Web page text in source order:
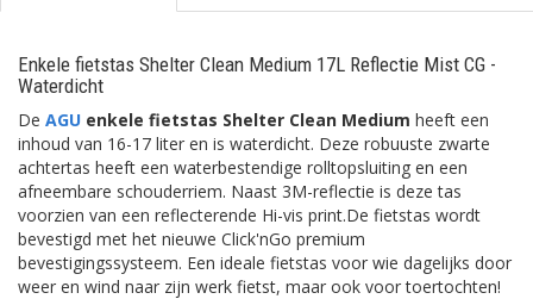
Enkele fietstas Shelter Clean Medium 17L Reflectie Mist CG -
Waterdicht
De AGU enkele fietstas Shelter Clean Medium heeft een
inhoud van 16-17 liter en is waterdicht. Deze robuuste zwarte
achtertas heeft een waterbestendige rolltopsluiting en een
afneembare schouderriem. Naast 3M-reflectie is deze tas
voorzien van een reflecterende Hi-vis print.De fietstas wordt
bevestigd met het nieuwe Click'nGo premium
bevestigingssysteem. Een ideale fietstas voor wie dagelijks door
weer en wind naar zijn werk fietst, maar ook voor toertochten!